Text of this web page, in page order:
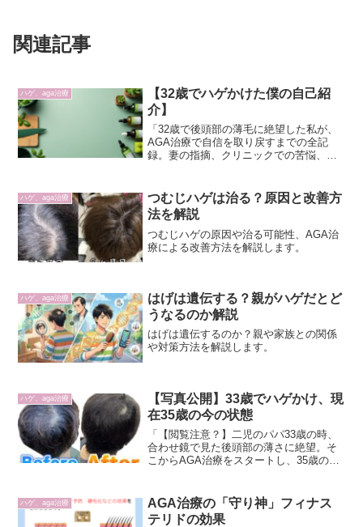
関連記事
ハゲ、aga治療
【32歳でハゲかけた僕の自己紹
介】
「32歳で後頭部の薄毛に絶望した私が、
AGA治療で自信を取り戻すまでの全記
録。妻の指摘、クリニックでの苦悩、そ
ハゲ、aga治療
つむじハゲは治る？原因と改善方
法を解説
つむじハゲの原因や治る可能性、AGA治
療による改善方法を解説します。
ハゲ、aga治療
はげは遺伝する？親がハゲだとど
うなるのか解説
はげは遺伝するのか？親や家族との関係
や対策方法を解説します。
ハゲ、aga治療
【写真公開】33歳でハゲかけ、現
在35歳の今の状態
「【閲覧注意？】二児のパパ33歳の時、
合わせ鏡で見た後頭部の薄さに絶望。そ
こからAGA治療をスタートし、35歳の
る前に私の変化を見てください。」
ハゲ、aga治療
AGA治療の「守り神」フィナス
テリドの効果